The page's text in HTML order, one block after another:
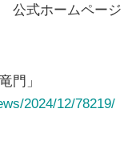
公式ホームページ
門」
2024/12/78219/